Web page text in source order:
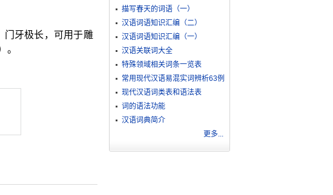
门牙极长，可用于雕
。
描写春天的词语（一）
汉语词语知识汇编（二）
汉语词语知识汇编（一）
汉语关联词大全
特殊领域相关词条一览表
常用现代汉语易混实词辨析63例
现代汉语词类表和语法表
词的语法功能
汉语词典简介
更多...